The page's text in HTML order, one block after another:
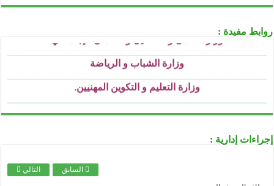
روابط مفيدة :
وزارة الشباب و الرياضة
وزارة التعليم و التكوين المهنيين
وزارة التعليم العالي و البحث العملي
إجراءات إدارية :
التالي السابق